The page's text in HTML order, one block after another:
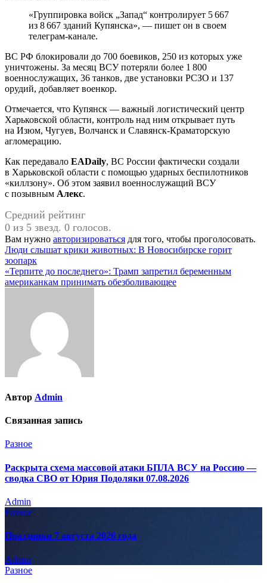
«Группировка войск „Запад“ контролирует 5 667
из 8 667 зданий Купянска», — пишет он в своем
телеграм-канале.
ВС РФ блокировали до 700 боевиков, 250 из которых уже
уничтожены. За месяц ВСУ потеряли более 1 800
военнослужащих, 36 танков, две установки РСЗО и 137
орудий, добавляет военкор.
Отмечается, что Купянск — важный логистический центр
Харьковской области, контроль над ним открывает путь
на Изюм, Чугуев, Волчанск и Славянск-Краматорскую
агломерацию.
Как передавало EADaily, ВС России фактически создали
в Харьковской области с помощью ударных беспилотников
«киллзону». Об этом заявил военнослужащий ВСУ
с позывным Алекс.
Средний рейтинг
0 из 5 звезд. 0 голосов.
Вам нужно авторизироваться для того, чтобы проголосовать.
Навигация
по
записям
Люди слышат крики животных: В Новосибирске горит
зоопарк
«Терпите до последнего»: Трамп запретил беременным
американкам принимать обезболивающее
Автор Admin
Связанная запись
Разное
Раскрыта схема массовой атаки БПЛА ВСУ на Россию —
сводка СВО от Юрия Подоляки 07.08.2026
Admin
Разное
Праздники 7 августа 2026 года
Admin
Разное